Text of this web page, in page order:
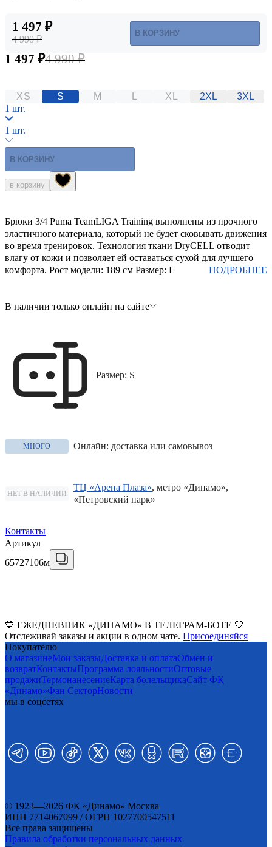
1 497 ₽
4 990 ₽
В КОРЗИНУ
1 497 ₽4 990 ₽
XS S M XL 2XL
3XL
1 шт.
1 шт.
В КОРЗИНУ
в корзину
Брюки 3/4 Puma TeamLIGA Training выполнены из прочного
эластичного материала, который не будет сковывать движения
во время тренировок. Технология ткани DryCELL отводит
влагу от кожи и позволяет ей оставаться сухой для лучшего
комфорта. Рост модели: 189 см Размер: L
ПОДРОБНЕЕ
В наличии только онлайн на сайте
Размер: S
МНОГО Онлайн: доставка или самовывоз
НЕТ В НАЛИЧИИ
ТЦ «Арена Плаза», метро «Динамо»,
«Петровский парк»
Контакты
Артикул
65727106м
💙 ЕЖЕДНЕВНИК «ДИНАМО» В ТЕЛЕГРАМ-БОТЕ 🤍
Отслеживай заказы и акции в одном чате. Присоединяйся
Покупателю
О магазинеМои заказыДоставка и оплатаОбмен и
возвратКонтактыПрограмма лояльностиОптовые
продажиТермонанесениеКарта болельщикаСайт ФК
«Динамо»Фан CекторНовости
мы в соцсетях
© 1923—2026 ФК «Динамо» Москва
ИНН 7714067099 / ОГРН 1027700547511
Все права защищены
Правила обработки персональных данных